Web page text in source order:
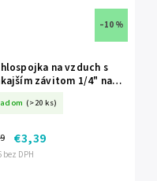
–10 %
na vzduch s
závitom 1/4" na
(>20 ks)
bez DPH
€3,39